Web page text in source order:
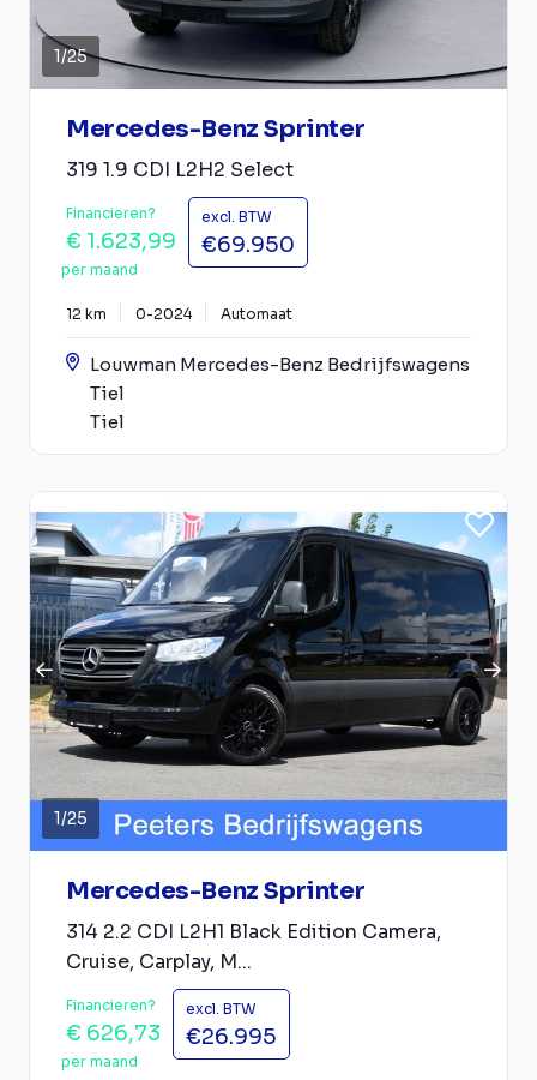
1/25
Mercedes-Benz Sprinter
319 1.9 CDI L2H2 Select
Financieren?
€ 1.623,99
per maand
excl. BTW
€69.950
12 km 0-2024 Automaat
Louwman Mercedes-Benz Bedrijfswagens
Tiel
Tiel
1/25
Mercedes-Benz Sprinter
314 2.2 CDI L2H1 Black Edition Camera,
Cruise, Carplay, M...
Financieren?
€ 626,73
per maand
excl. BTW
€26.995